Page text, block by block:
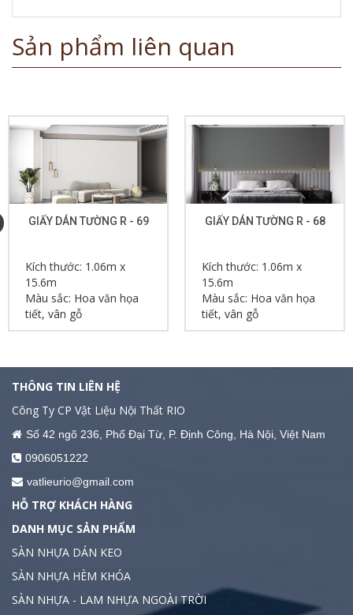
Sản phẩm liên quan
GIẤY DÁN TƯỜNG R - 69
Kích thước: 1.06m x
15.6m
Màu sắc: Hoa văn họa
tiết, vân gỗ
GIẤY DÁN TƯỜNG R - 68
Kích thước: 1.06m x
15.6m
Màu sắc: Hoa văn họa
tiết, vân gỗ
THÔNG TIN LIÊN HỆ
Công Ty CP Vật Liệu Nội Thất RIO
Số 42 ngõ 236, Phố Đại Từ, P. Định Công, Hà Nội, Việt Nam
0906051222
vatlieurio@gmail.com
HỖ TRỢ KHÁCH HÀNG
DANH MỤC SẢN PHẨM
SÀN NHỰA DÁN KEO
SÀN NHỰA HÈM KHÓA
SÀN NHỰA - LAM NHỰA NGOÀI TRỜI